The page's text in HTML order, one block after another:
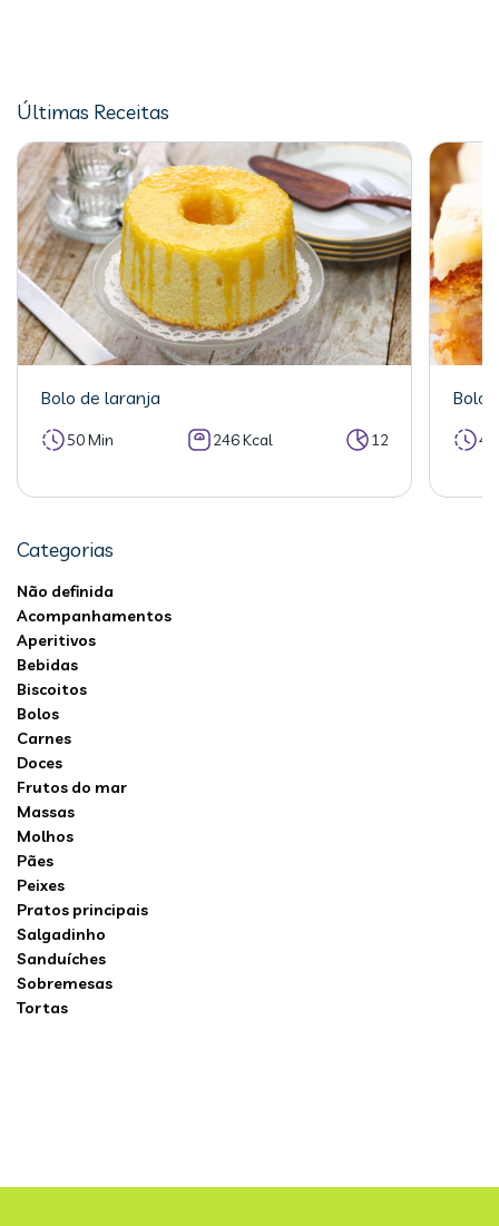
Últimas Receitas
Bolo de laranja
50 Min 246 Kcal 12
Bolo
Categorias
Não definida
Acompanhamentos
Aperitivos
Bebidas
Biscoitos
Bolos
Carnes
Doces
Frutos do mar
Massas
Molhos
Pães
Peixes
Pratos principais
Salgadinho
Sanduíches
Sobremesas
Tortas